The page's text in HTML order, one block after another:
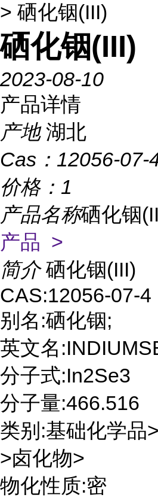
> 硒化铟(III)
硒化铟(III)
2023-08-10
产品详情
产地 湖北
Cas： 12056-07-
价格： 1
产品名称硒化铟
产品 >
简介 硒化铟(III)
CAS:12056-07-4
别名:硒化铟;
英文名
分子式:In2Se3
分子量:466.516
类别:基础化学品
>卤化物>
物化性质:密